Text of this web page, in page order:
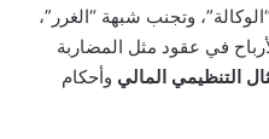
وتجنب شبهة “الغرر”،
في عقود مثل المضاربة
التنظيمي المالي وأحكام